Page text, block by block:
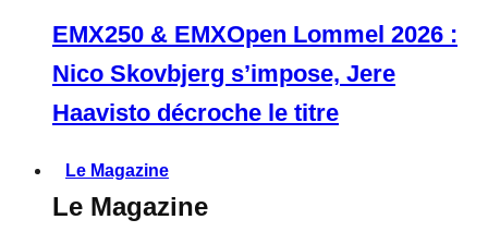
EMX250 & EMXOpen Lommel 2026 :
Nico Skovbjerg s’impose, Jere
Haavisto décroche le titre
Le Magazine
Le Magazine